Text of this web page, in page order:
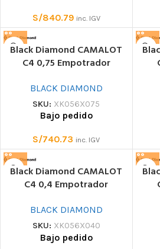
S/840.79 inc. IGV
Black Diamond CAMALOT
C4 0,75 Empotrador
BLACK DIAMOND
SKU: XK056X075
Bajo pedido
S/740.73 inc. IGV
Black Diamond CAMALOT
C4 0,4 Empotrador
BLACK DIAMOND
SKU: XK056X040
Bajo pedido